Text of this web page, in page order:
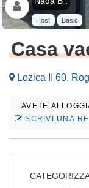
Host Basic
Casa
Lozica II 60,
AVETE
SCRIVI UNA